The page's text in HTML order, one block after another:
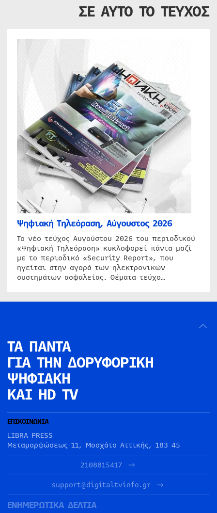
ΣΕ ΑΥΤΟ ΤΟ ΤΕΥΧΟΣ
Ψηφιακή Τηλεόραση, Αύγουστος 2026
Το νέο τεύχος Αυγούστου 2026 του περιοδικού
«Ψηφιακή Τηλεόραση» κυκλοφορεί πάντα μαζί
με το περιοδικό «Security Report», που
ηγείται στην αγορά των ηλεκτρονικών
συστημάτων ασφαλείας. Θέματα τεύχο…
ΤΑ ΠΑΝΤΑ
ΓΙΑ ΤΗΝ ΔΟΡΥΦΟΡΙΚΗ
ΨΗΦΙΑΚΗ
ΚΑΙ HD TV
ΕΠΙΚΟΙΝΩΝΙΑ
LIBRA PRESS
Μεταμορφώσεως 11, Μοσχάτο Αττικής, 183 45
2108815417
support@digitaltvinfo.gr
ΕΝΗΜΕΡΩΤΙΚΑ ΔΕΛΤΙΑ